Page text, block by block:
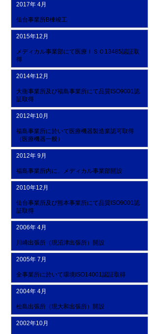
2017年 4月
仙台事業所B棟竣工
2015年12月
メディカル事業部にて医療ＩＳＯ13485認証取
得
2014年12月
大衡事業所及び福島事業所にて品質ISO9001認
証取得
2012年10月
福島事業所に於いて医療機器製造業認可取得
（医療機器一般）
2012年 9月
福島事業所内に、メディカル事業部開設
2010年12月
仙台事業所及び熊本事業所にて品質ISO9001認
証取得
2006年 4月
川崎出張所（現沼津出張所）開設
2005年 7月
全事業所に於いて環境ISO14001認証取得
2004年 4月
松島出張所（現大和出張所）開設
2002年10月